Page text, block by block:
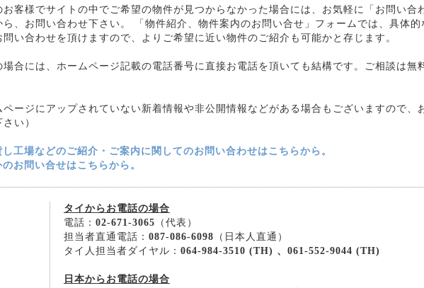
お客様でサイトの中でご希望の物件が見つからなかった場合には、お気軽に「お問い合
ら、お問い合わせ下さい。 「物件紹介、物件案内のお問い合せ」フォームでは、具体的
問い合わせを頂けますので、よりご希望に近い物件のご紹介も可能かと存じます。
場合には、ホームページ記載の電話番号に直接お電話を頂いても結構です。ご相談は無
ページにアップされていない新着情報や非公開情報などがある場合もございますので、
い）
工場などのご紹介・ご案内に関してのお問い合わせはこちらから。
お問い合せはこちらから。
タイからお電話の場合
電話： 02-671-3065 （代表）
担当者直通電話： 087-086-6098 （日本人直通）
タイ人担当者ダイヤル： 064-984-3510 (TH) 、061-552-9044 (TH)
日本からお電話の場合